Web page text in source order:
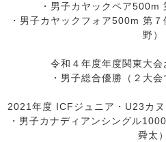
・男子カヤックペア500m
・男子カヤックフォア500m 第
野）
令和４年度年度関東大
・男子総合優勝（２大会
2021年度 ICFジュニア・U23カ
・男子カナディアンシングル
舜太）